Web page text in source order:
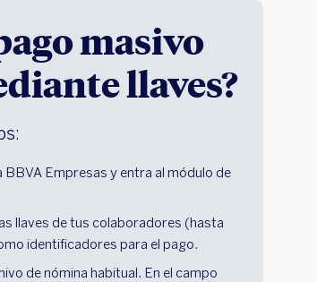
masivo
llaves?
BBVA Empresas y entra al módulo de
llaves de tus colaboradores (hasta
identificadores para el pago.
de nómina habitual. En el campo